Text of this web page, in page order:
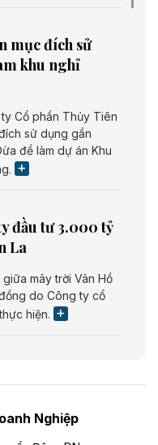
mục đích sử
khu nghỉ
Cổ phần Thủy Tiên
sử dụng gần
để làm dự án Khu
đầu tư 3.000 tỷ
La
mây trời Vân Hồ
do Công ty cổ
hiện.
Bắc Giang do
Bắc Giang làm
Nghiệp